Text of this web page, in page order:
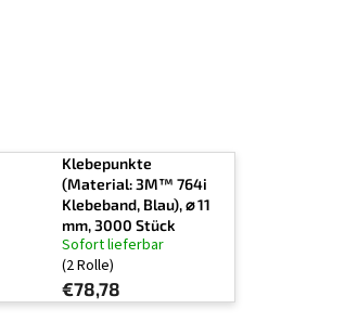
Klebepunkte
(Material: 3M™ 764i
Klebeband, Blau), ⌀ 11
mm, 3000 Stück
Sofort lieferbar
(2 Rolle)
€78,78